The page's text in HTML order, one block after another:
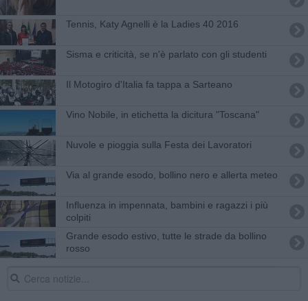
Tennis, Katy Agnelli è la Ladies 40 2016
Sisma e criticità, se n'è parlato con gli studenti
Il Motogiro d'Italia fa tappa a Sarteano
Vino Nobile, in etichetta la dicitura "Toscana"
Nuvole e pioggia sulla Festa dei Lavoratori
Via al grande esodo, bollino nero e allerta meteo
Influenza in impennata, bambini e ragazzi i più
colpiti
Grande esodo estivo, tutte le strade da bollino
rosso